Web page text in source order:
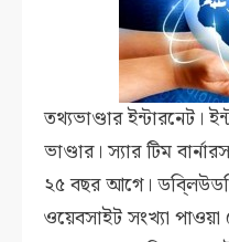
তথ্যভাণ্ডার ইন্টারনেট।
ভাণ্ডার। স্যার টিম
২৫ বছর আগে।
ওয়েবসাইট সংখ্যা